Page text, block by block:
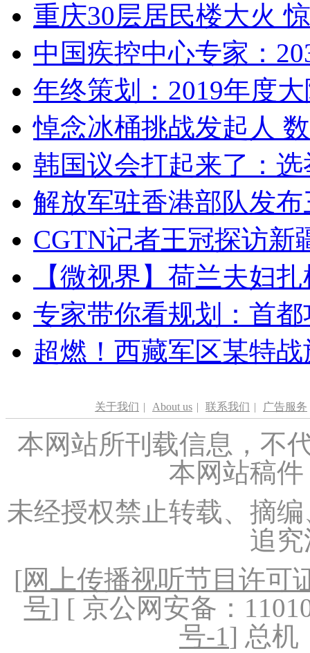
重庆30层居民楼大火
中国疾控中心专家：
年终策划：2019年度
悼念冰桶挑战发起人
韩国议会打起来了：
解放军驻香港部队发
CGTN记者王冠探访新
【微视界】荷兰夫妇
专家带你看规划：首
超燃！西藏军区某特
关于我们 | About us | 联系我们 | 广告服务
本网站所刊载信息，不
本网站稿
未经授权禁止转载、摘
追
[网上传播视听节目许可
号] [ 京公网安备：
号-1] 总机